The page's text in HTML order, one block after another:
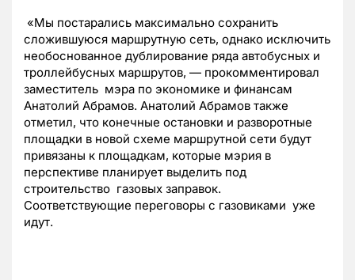
«Мы постарались максимально сохранить
сложившуюся маршрутную сеть, однако исключить
необоснованное дублирование ряда автобусных и
троллейбусных маршрутов, — прокомментировал
заместитель мэра по экономике и финансам
Анатолий Абрамов. Анатолий Абрамов также
отметил, что конечные остановки и разворотные
площадки в новой схеме маршрутной сети будут
привязаны к площадкам, которые мэрия в
перспективе планирует выделить под
строительство газовых заправок.
Соответствующие переговоры с газовиками уже
идут.